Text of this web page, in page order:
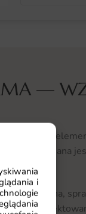
i
—
utrzymana
snopki siana,